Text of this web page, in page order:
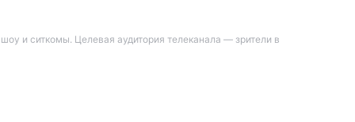
и ситкомы. Целевая аудитория телеканала — зрители в